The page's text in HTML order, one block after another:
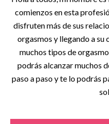
comienzos en esta
disfruten más de sus
orgasmos y llegando a su
muchos tipos de
podrás alcanzar muchos
paso a paso y te lo podrás